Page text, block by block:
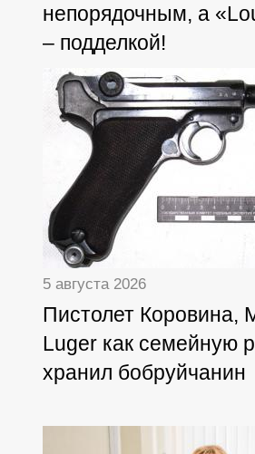
непорядочным, а
– подделкой!
5 августа 2026
Пистолет Коровина,
Luger как семейную
хранил бобруйчанин